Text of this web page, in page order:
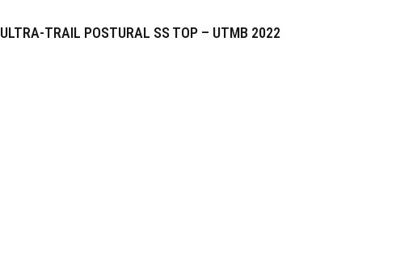
ULTRA-TRAIL POSTURAL SS TOP – UTMB 2022